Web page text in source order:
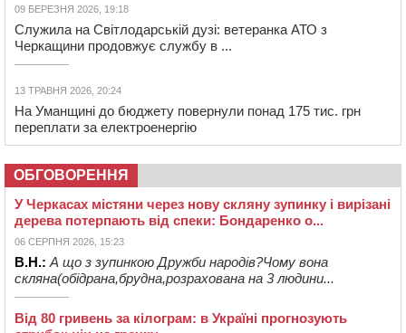
09 БЕРЕЗНЯ 2026, 19:18
Служила на Світлодарській дузі: ветеранка АТО з
Черкащини продовжує службу в ...
13 ТРАВНЯ 2026, 20:24
На Уманщині до бюджету повернули понад 175 тис. грн
переплати за електроенергію
ОБГОВОРЕННЯ
У Черкасах містяни через нову скляну зупинку і вирізані
дерева потерпають від спеки: Бондаренко о...
06 СЕРПНЯ 2026, 15:23
В.Н.: А що з зупинкою Дружби народів?Чому вона
скляна(обідрана,брудна,розрахована на 3 людини...
Від 80 гривень за кілограм: в Україні прогнозують